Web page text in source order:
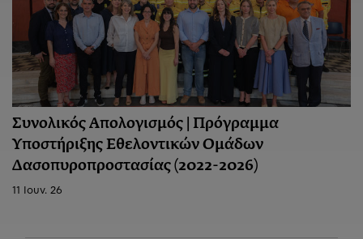
Συνολικός Απολογισμός | Πρόγραμμα
Υποστήριξης Εθελοντικών Ομάδων
Δασοπυροπροστασίας (2022-2026)
11 Ιουν. 26